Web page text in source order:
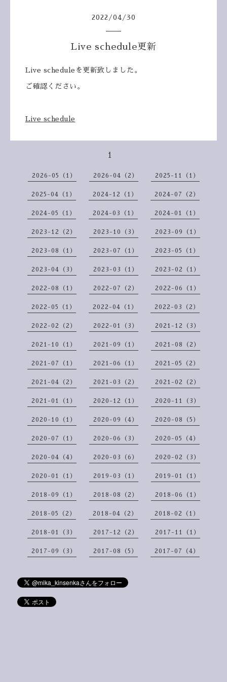
2022 /04 / 30
Live schedule更新
Live scheduleを更新致しました。
ご確認ください。
Live schedule
1
2026-05（1） 2026-04（2） 2025-11（1）
2025-04（1） 2024-12（1） 2024-07（2）
2024-05（1） 2024-03（1） 2024-01（1）
2023-12（2） 2023-10（3） 2023-09（1）
2023-08（1） 2023-07（1） 2023-05（1）
2023-04（3） 2023-03（1） 2023-02（1）
2022-08（1） 2022-07（2） 2022-06（1）
2022-05（1） 2022-04（1） 2022-03（2）
2022-02（2） 2022-01（3） 2021-12（3）
2021-10（1） 2021-09（1） 2021-08（2）
2021-07（1） 2021-06（1） 2021-05（2）
2021-04（2） 2021-03（2） 2021-02（2）
2021-01（1） 2020-12（1） 2020-11（3）
2020-10（1） 2020-09（4） 2020-08（5）
2020-07（1） 2020-06（3） 2020-05（4）
2020-04（4） 2020-03（6） 2020-02（3）
2020-01（1） 2019-03（1） 2019-01（1）
2018-09（1） 2018-08（2） 2018-06（1）
2018-05（2） 2018-04（2） 2018-02（1）
2018-01（3） 2017-12（2） 2017-11（1）
2017-09（3） 2017-08（5） 2017-07（4）